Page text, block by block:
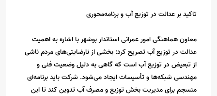
تاکید بر عدالت در توزیع آب و برنامه‌محوری
معاون هماهنگی امور عمرانی استاندار بوشهر با اشاره به اهمیت
عدالت در توزیع آب تصریح کرد: بخشی از نارضایتی‌های مردم ناشی
از تبعیض در توزیع آب است که گاهی به دلیل وضعیت فنی و
مهندسی شبکه‌ها و تأسیسات ایجاد می‌شود. شرکت باید برنامه‌ای
منسجم برای مدیریت بخش توزیع و مصرف آب تدوین کند تا این